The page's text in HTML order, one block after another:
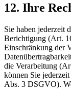
12. Ihre
Sie haben jederzeit
Berichtigung (Art.
Einschränkung der
die Verarbeitung
können Sie
Abs. 3 DSGVO).